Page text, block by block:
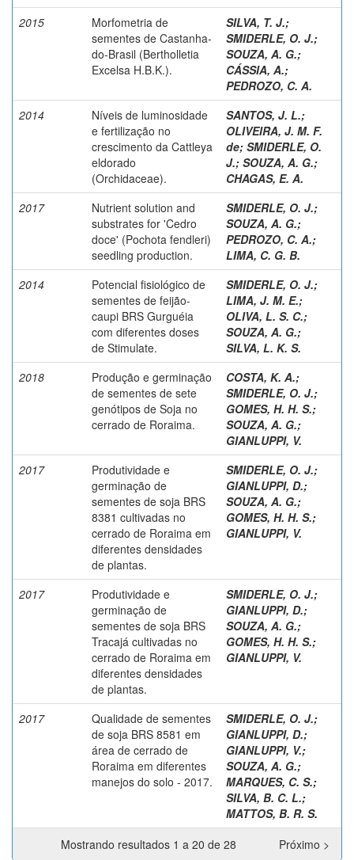
2015
Morfometria de
sementes de Castanha-
do-Brasil (Bertholletia
Excelsa H.B.K.).
SILVA, T. J.;
SMIDERLE, O. J.;
SOUZA, A. G.;
CÁSSIA, A.;
PEDROZO, C. A.
2014
Níveis de luminosidade
e fertilização no
crescimento da Cattleya
eldorado
(Orchidaceae).
SANTOS, J. L.;
OLIVEIRA, J. M. F.
de; SMIDERLE, O.
J.; SOUZA, A. G.;
CHAGAS, E. A.
2017
Nutrient solution and
substrates for 'Cedro
doce' (Pochota fendleri)
seedling production.
SMIDERLE, O. J.;
SOUZA, A. G.;
PEDROZO, C. A.;
LIMA, C. G. B.
2014
Potencial fisiológico de
sementes de feijão-
caupi BRS Gurguéia
com diferentes doses
de Stimulate.
SMIDERLE, O. J.;
LIMA, J. M. E.;
OLIVA, L. S. C.;
SOUZA, A. G.;
SILVA, L. K. S.
2018
Produção e germinação
de sementes de sete
genótipos de Soja no
cerrado de Roraima.
COSTA, K. A.;
SMIDERLE, O. J.;
GOMES, H. H. S.;
SOUZA, A. G.;
GIANLUPPI, V.
2017
Produtividade e
germinação de
sementes de soja BRS
8381 cultivadas no
cerrado de Roraima em
diferentes densidades
de plantas.
SMIDERLE, O. J.;
GIANLUPPI, D.;
SOUZA, A. G.;
GOMES, H. H. S.;
GIANLUPPI, V.
2017
Produtividade e
germinação de
sementes de soja BRS
Tracajá cultivadas no
cerrado de Roraima em
diferentes densidades
de plantas.
SMIDERLE, O. J.;
GIANLUPPI, D.;
SOUZA, A. G.;
GOMES, H. H. S.;
GIANLUPPI, V.
2017
Qualidade de sementes
de soja BRS 8581 em
área de cerrado de
Roraima em diferentes
manejos do solo - 2017.
SMIDERLE, O. J.;
GIANLUPPI, D.;
GIANLUPPI, V.;
SOUZA, A. G.;
MARQUES, C. S.;
SILVA, B. C. L.;
MATTOS, B. R. S.
Mostrando resultados 1 a 20 de 28
Próximo >